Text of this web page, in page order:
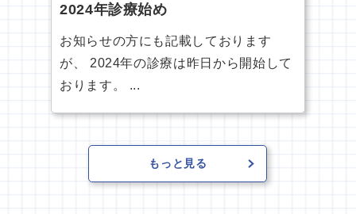
2024年診療始め
お知らせの方にも記載しております
が、 2024年の診療は昨日から開始して
おります。 ...
もっと見る